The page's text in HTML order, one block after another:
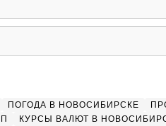
ПОГОДА В НОВОСИБИРСКЕ
КУРСЫ ВАЛЮТ В